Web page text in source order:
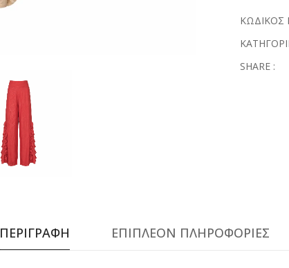
ΚΩΔΙΚΟΣ
SHARE :
ΠΕΡΙΓΡΑΦΗ ΕΠΙΠΛΕΟΝ ΠΛΗΡΟΦΟΡΙΕΣ